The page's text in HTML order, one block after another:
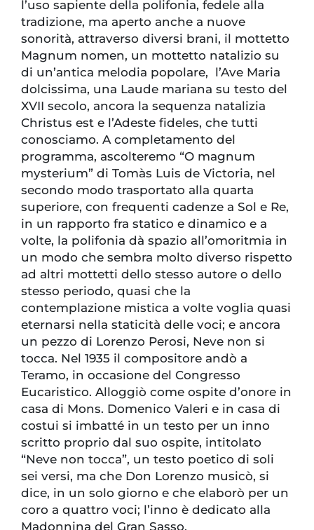
l’uso sapiente della polifonia, fedele alla
tradizione, ma aperto anche a nuove
sonorità, attraverso diversi brani, il mottetto
Magnum nomen, un mottetto natalizio su
di un’antica melodia popolare, l’Ave Maria
dolcissima, una Laude mariana su testo del
XVII secolo, ancora la sequenza natalizia
Christus est e l’Adeste fideles, che tutti
conosciamo. A completamento del
programma, ascolteremo “O magnum
mysterium” di Tomàs Luis de Victoria, nel
secondo modo trasportato alla quarta
superiore, con frequenti cadenze a Sol e Re,
in un rapporto fra statico e dinamico e a
volte, la polifonia dà spazio all’omoritmia in
un modo che sembra molto diverso rispetto
ad altri mottetti dello stesso autore o dello
stesso periodo, quasi che la
contemplazione mistica a volte voglia quasi
eternarsi nella staticità delle voci; e ancora
un pezzo di Lorenzo Perosi, Neve non si
tocca. Nel 1935 il compositore andò a
Teramo, in occasione del Congresso
Eucaristico. Alloggiò come ospite d’onore in
casa di Mons. Domenico Valeri e in casa di
costui si imbatté in un testo per un inno
scritto proprio dal suo ospite, intitolato
“Neve non tocca”, un testo poetico di soli
sei versi, ma che Don Lorenzo musicò, si
dice, in un solo giorno e che elaborò per un
coro a quattro voci; l’inno è dedicato alla
Madonnina del Gran Sasso.